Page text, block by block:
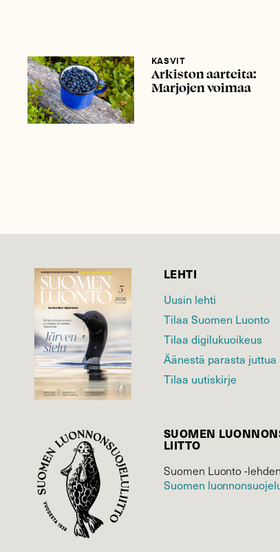
KASVIT
Arkiston aarteita:
Marjojen voimaa
LEHTI
Uusin lehti
Tilaa Suomen Luonto
Tilaa digilukuoikeus
Äänestä parasta juttua
Tilaa uutiskirje
SUOMEN
LIITTO
Suomen Luonto -
Suomen